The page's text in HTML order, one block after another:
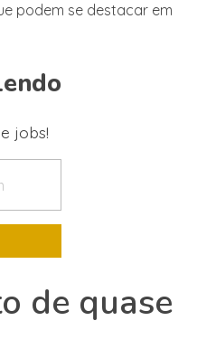
podem se destacar em
jobs!
de quase